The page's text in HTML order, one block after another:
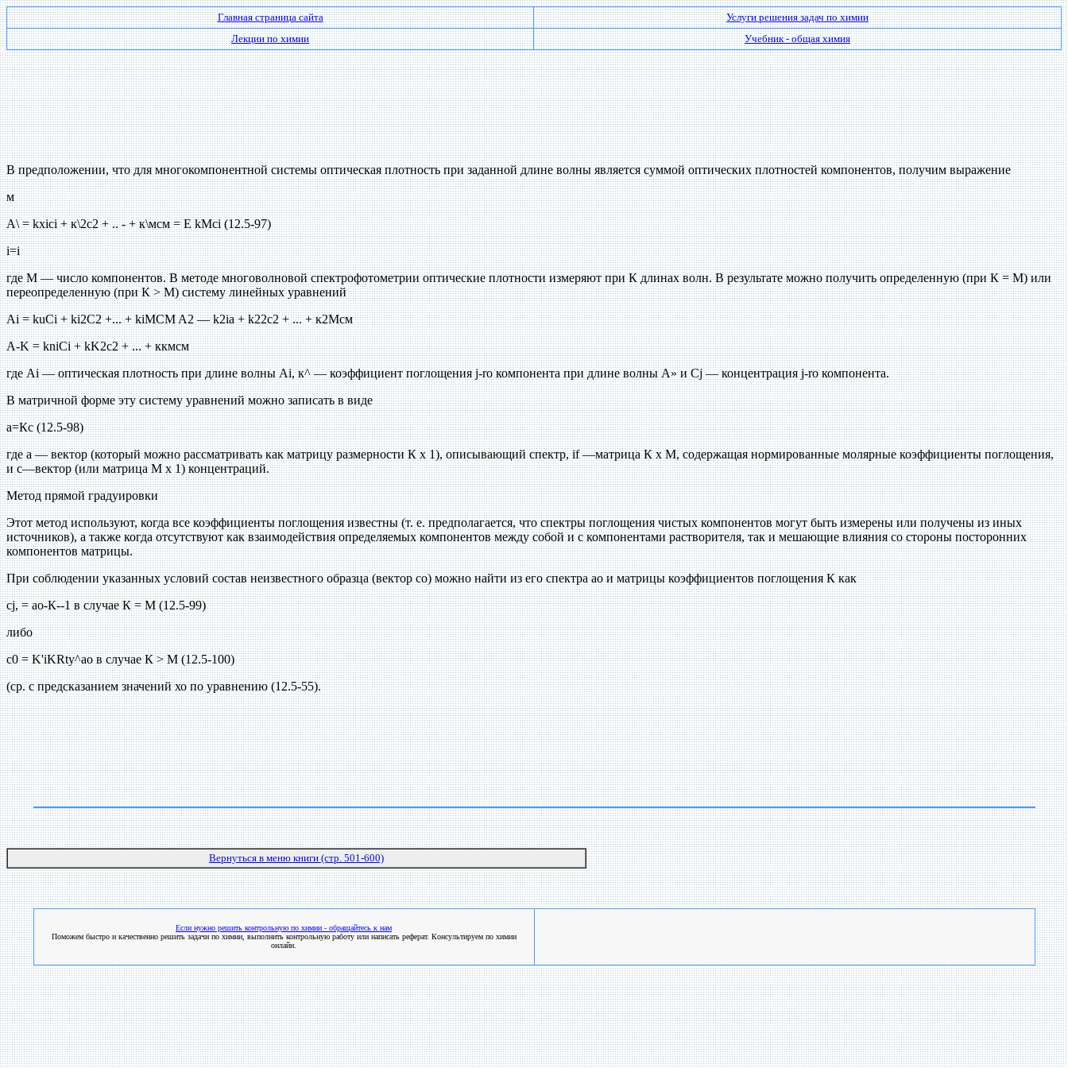
Главная страница сайта
Услуги решения задач по химии
Лекции по химии
Учебник - общая химия
В предположении, что для многокомпонентной системы оптическая плотность при заданной длине волны является суммой оптических плотностей компонентов, получим выражение
м
А\ = kxici + к\2с2 + .. - + к\мсм = Е kMci (12.5-97)
i=i
где М — число компонентов. В методе многоволновой спектрофотометрии оптические плотности измеряют при К длинах волн. В результате можно получить определенную (при К = М) или
переопределенную (при К > М) систему линейных уравнений
Ai = kuCi + ki2C2 +... + kiMCM A2 — k2ia + k22c2 + ... + к2Мсм
A-K = kniCi + kK2c2 + ... + ккмсм
где Ai — оптическая плотность при длине волны Ai, к^ — коэффициент поглощения j-ro компонента при длине волны А» и Cj — концентрация j-ro компонента.
В матричной форме эту систему уравнений можно записать в виде
а=Кс (12.5-98)
где а — вектор (который можно рассматривать как матрицу размерности К х 1), описывающий спектр, if —матрица К х М, содержащая нормированные молярные коэффициенты поглощения,
и с—вектор (или матрица М х 1) концентраций.
Метод прямой градуировки
Этот метод используют, когда все коэффициенты поглощения известны (т. е. предполагается, что спектры поглощения чистых компонентов могут быть измерены или получены из иных
источников), а также когда отсутствуют как взаимодействия определяемых компонентов между собой и с компонентами растворителя, так и мешающие влияния со стороны посторонних
компонентов матрицы.
При соблюдении указанных условий состав неизвестного образца (вектор со) можно найти из его спектра ао и матрицы коэффициентов поглощения К как
cj, = ао-К--1 в случае К = М (12.5-99)
либо
с0 = K'iKRty^ao в случае К > М (12.5-100)
(ср. с предсказанием значений хо по уравнению (12.5-55).
Вернуться в меню книги (стр. 501-600)
Если нужно решить контрольную по химии - обращайтесь к нам
Поможем быстро и качественно решить задачи по химии, выполнить контрольную работу или написать реферат. Консультируем по химии
онлайн.